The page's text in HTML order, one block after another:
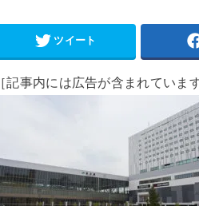
ツイート
［記事内には広告が含まれています